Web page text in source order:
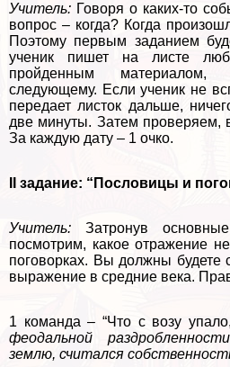
Учитель: Говоря о каких-то
вопрос – когда? Когда
Поэтому первым заданием
ученик пишет на листе
пройденным
следующему. Если ученик не
передает листок дальше,
две минуты. Затем проверяем,
За каждую дату – 1 очко.
II задание: “Пословицы и
Учитель: Затронув
посмотрим, какое отражение
поговорках. Вы должны будете
выражение в средние века.
1 комaнда – “Что с возу
феодальной
землю, считался